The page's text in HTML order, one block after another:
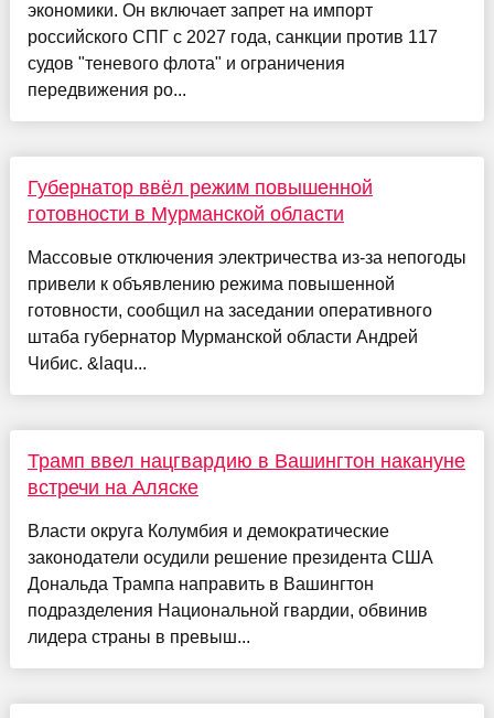
экономики. Он включает запрет на импорт
российского СПГ с 2027 года, санкции против 117
судов "теневого флота" и ограничения
передвижения ро...
Губернатор ввёл режим повышенной
готовности в Мурманской области
Массовые отключения электричества из-за непогоды
привели к объявлению режима повышенной
готовности, сообщил на заседании оперативного
штаба губернатор Мурманской области Андрей
Чибис. &laqu...
Трамп ввел нацгвардию в Вашингтон накануне
встречи на Аляске
Власти округа Колумбия и демократические
законодатели осудили решение президента США
Дональда Трампа направить в Вашингтон
подразделения Национальной гвардии, обвинив
лидера страны в превыш...